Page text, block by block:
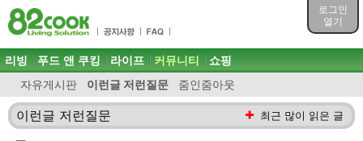
로그인
열기
목차
주메뉴 바로가기
컨텐츠 바로가기
검색 바로가기
로그인 바로가기
주메뉴
리빙 푸드 앤 쿠킹 라이프 커뮤니티
자유게시판 이런글 저런질문 줌인줌아웃
쇼핑
이런글 저런질문 최근 많이 읽은 글